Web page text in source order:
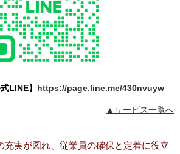
LINE】 https://page.line.me/430nvuyw
▲サービス一覧へ
充実が図れ、従業員の確保と定着に役立